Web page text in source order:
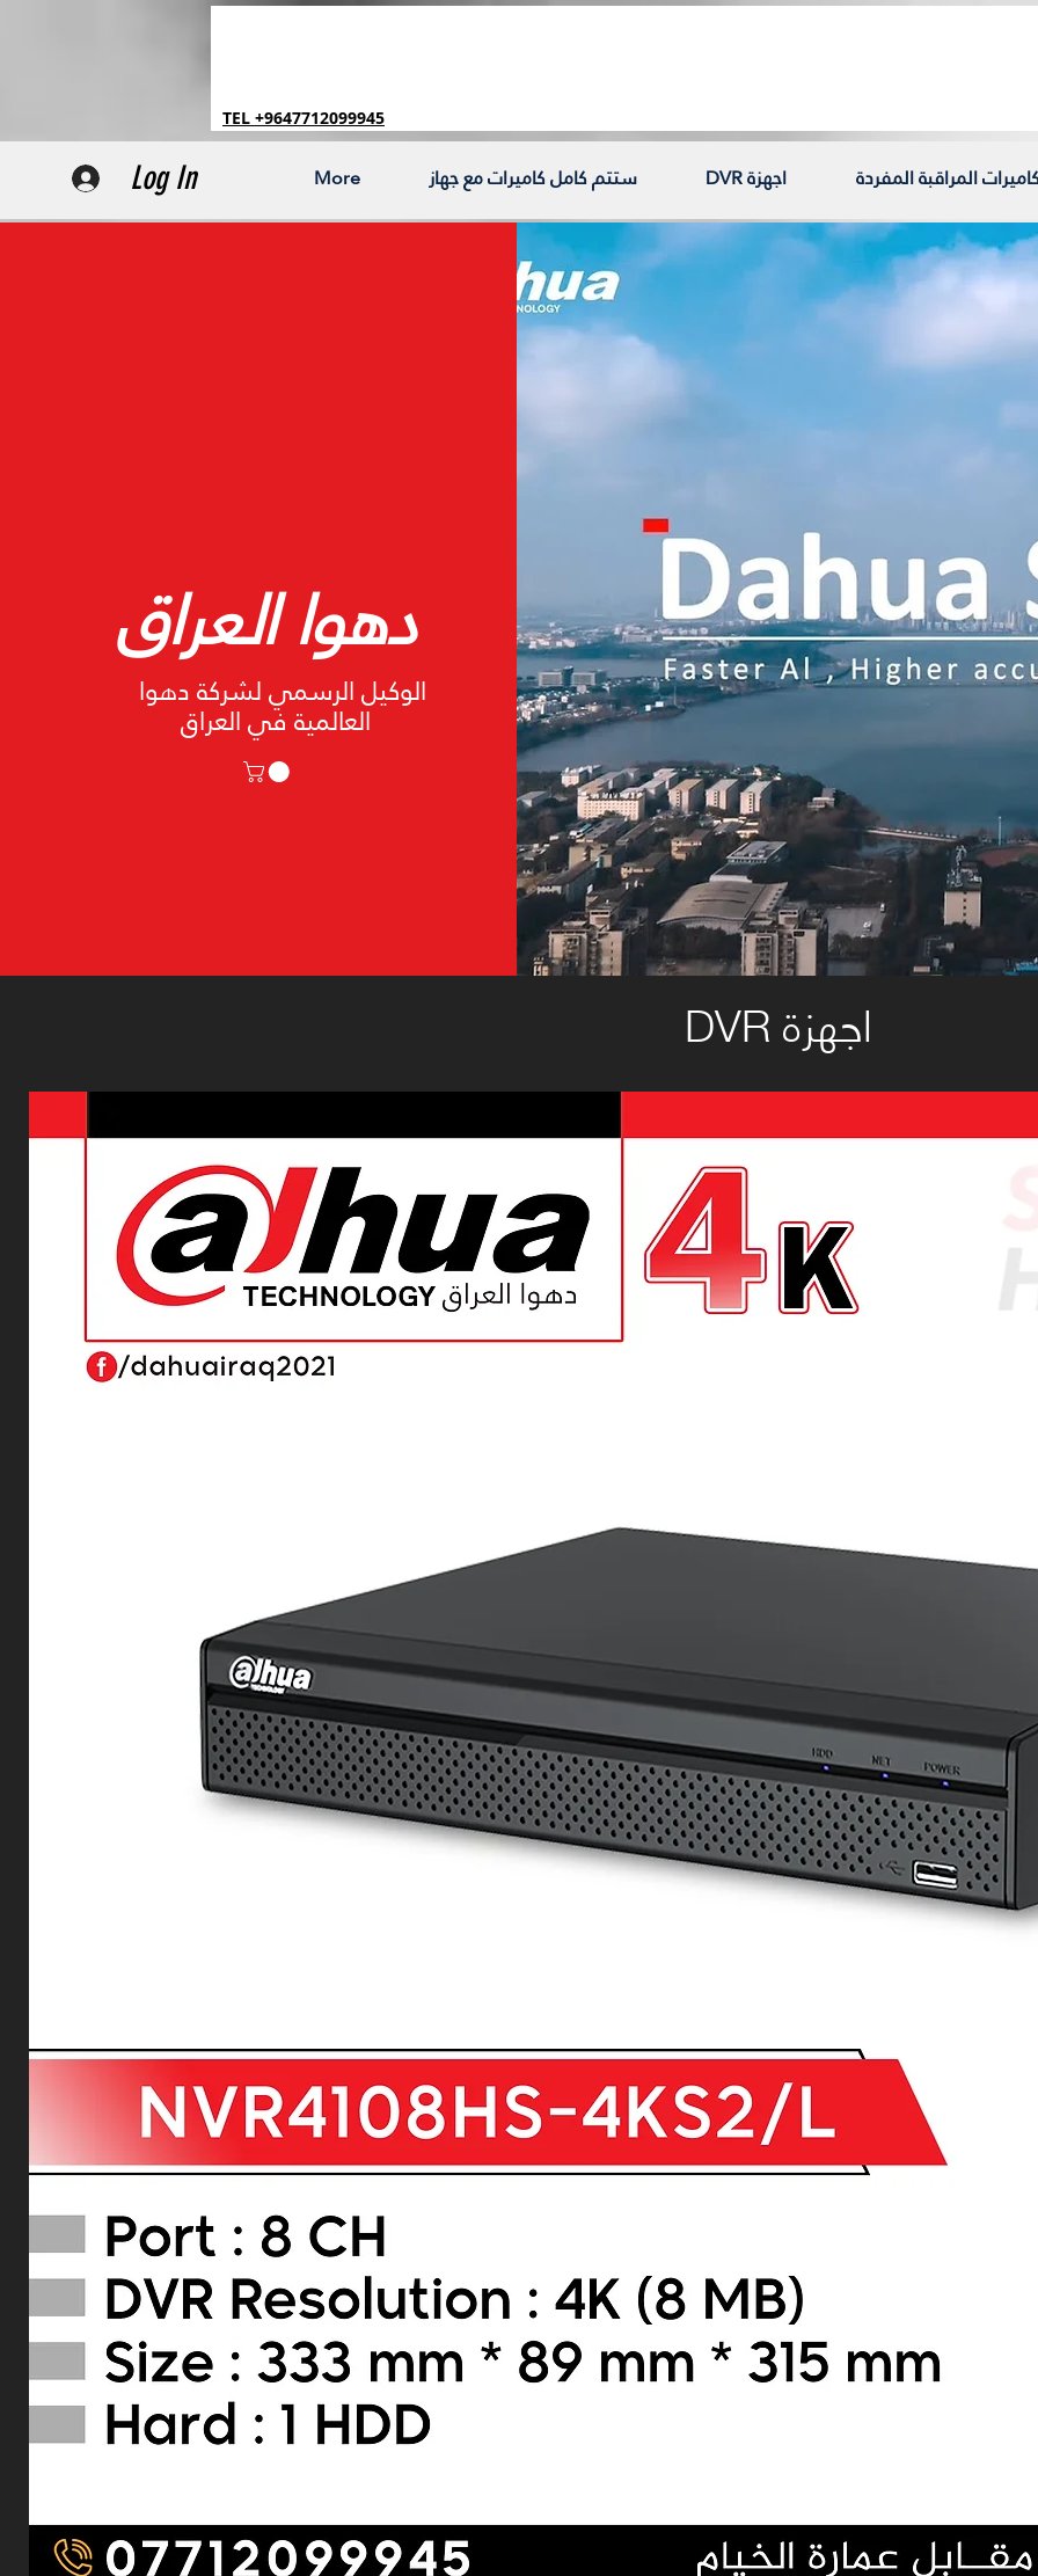
TEL +9647712099945
Log In المراقبة المفردة اجهزة DVR ستتم كامل كاميرات مع جهاز More
دهوا العراق
العالمية في العراق
DVR اجهزة